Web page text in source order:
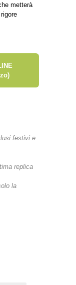
metterà
festivi e
replica
la